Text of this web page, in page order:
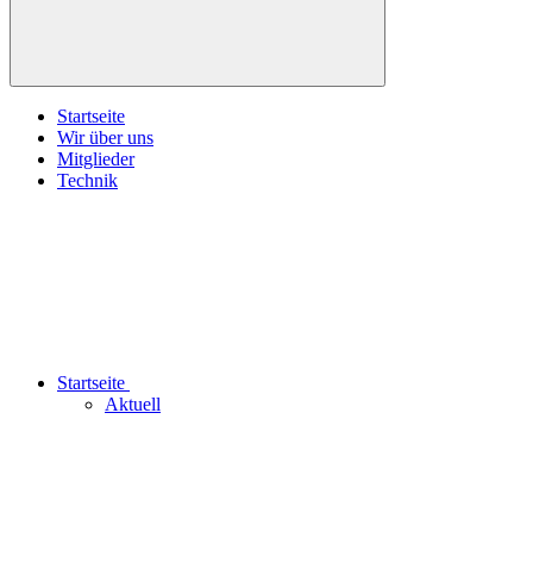
Startseite
Wir über uns
Mitglieder
Technik
Startseite
Aktuell